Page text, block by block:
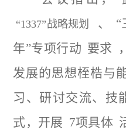
“1337”战略规划 、 “
年”专项行动 要求 ，
发展的思想桎梏与
习、研讨交流、技
式，开展 7项具体